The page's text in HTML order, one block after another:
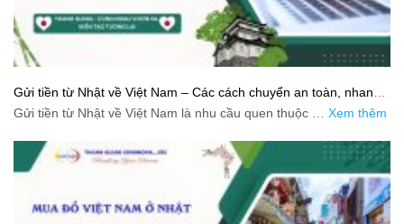
Gửi tiền từ Nhật về Việt Nam – Các cách chuyển an toàn, nhanh
và tiết kiệm
Gửi tiền từ Nhật về Việt Nam là nhu cầu quen thuộc … Xem thêm